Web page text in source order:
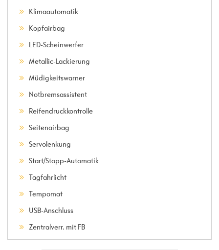
Klimaautomatik
Kopfairbag
LED-Scheinwerfer
Metallic-Lackierung
Müdigkeitswarner
Notbremsassistent
Reifendruckkontrolle
Seitenairbag
Servolenkung
Start/Stopp-Automatik
Tagfahrlicht
Tempomat
USB-Anschluss
Zentralverr. mit FB